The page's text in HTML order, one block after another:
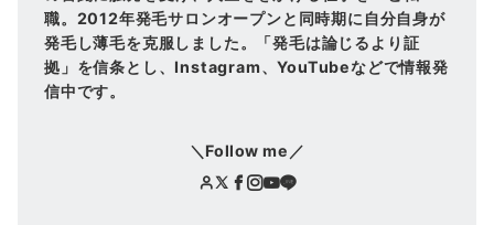
職。2012年発毛サロンオープンと同時期に自分自身が
発毛し薄毛を克服しました。「発毛は論じるより証
拠」を信条とし、Instagram、YouTubeなどで情報発
信中です。
＼Follow me／